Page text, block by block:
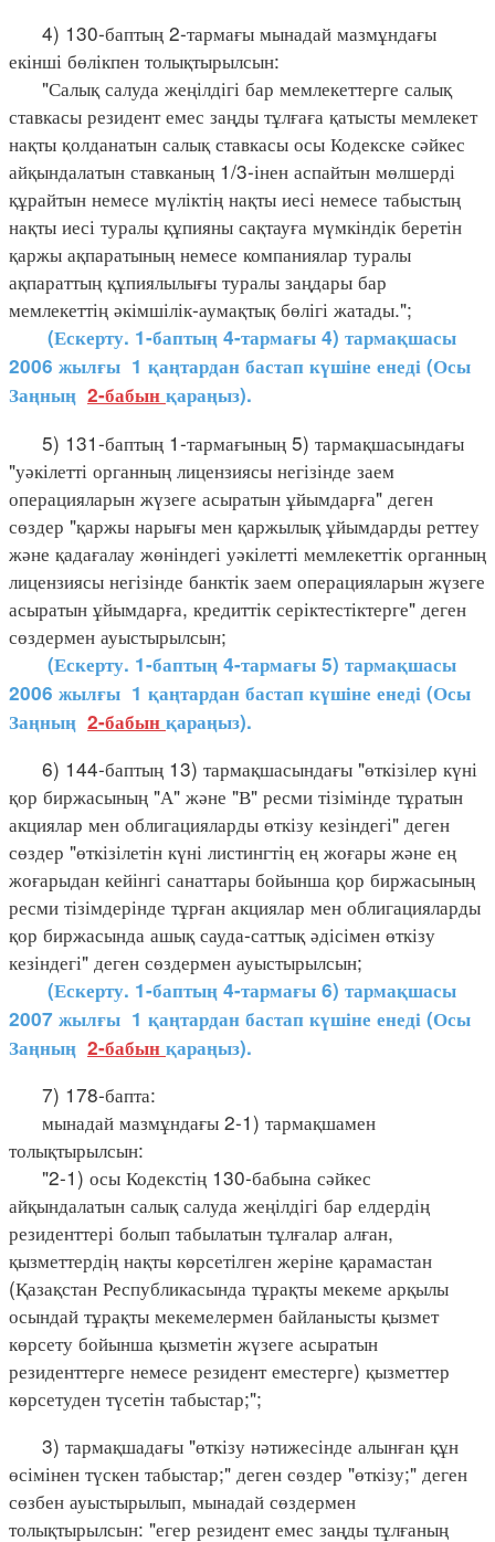
4) 130-баптың 2-тармағы мынадай мазмұндағы
екінші бөлікпен толықтырылсын:
"Салық салуда жеңілдігі бар мемлекеттерге салық
ставкасы резидент емес заңды тұлғаға қатысты мемлекет
нақты қолданатын салық ставкасы осы Кодекске сәйкес
айқындалатын ставканың 1/3-інен аспайтын мөлшерді
құрайтын немесе мүліктің нақты иесі немесе табыстың
нақты иесі туралы құпияны сақтауға мүмкіндік беретін
қаржы ақпаратының немесе компаниялар туралы
ақпараттың құпиялылығы туралы заңдары бар
мемлекеттің әкімшілік-аумақтық бөлігі жатады.";
(Ескерту. 1-баптың 4-тармағы 4) тармақшасы
2006 жылғы 1 қаңтардан бастап күшіне енеді (Осы
Заңның 2-бабын қараңыз).
5) 131-баптың 1-тармағының 5) тармақшасындағы
"уәкілетті органның лицензиясы негізінде заем
операцияларын жүзеге асыратын ұйымдарға" деген
сөздер "қаржы нарығы мен қаржылық ұйымдарды реттеу
және қадағалау жөніндегі уәкілетті мемлекеттік органның
лицензиясы негізінде банктік заем операцияларын жүзеге
асыратын ұйымдарға, кредиттік серіктестіктерге" деген
сөздермен ауыстырылсын;
(Ескерту. 1-баптың 4-тармағы 5) тармақшасы
2006 жылғы 1 қаңтардан бастап күшіне енеді (Осы
Заңның 2-бабын қараңыз).
6) 144-баптың 13) тармақшасындағы "өткізілер күні
қор биржасының "А" және "В" ресми тізімінде тұратын
акциялар мен облигацияларды өткізу кезіндегі" деген
сөздер "өткізілетін күні листингтің ең жоғары және ең
жоғарыдан кейінгі санаттары бойынша қор биржасының
ресми тізімдерінде тұрған акциялар мен облигацияларды
қор биржасында ашық сауда-саттық әдісімен өткізу
кезіндегі" деген сөздермен ауыстырылсын;
(Ескерту. 1-баптың 4-тармағы 6) тармақшасы
2007 жылғы 1 қаңтардан бастап күшіне енеді (Осы
Заңның 2-бабын қараңыз).
7) 178-бапта:
мынадай мазмұндағы 2-1) тармақшамен
толықтырылсын:
"2-1) осы Кодекстің 130-бабына сәйкес
айқындалатын салық салуда жеңілдігі бар елдердің
резиденттері болып табылатын тұлғалар алған,
қызметтердің нақты көрсетілген жеріне қарамастан
(Қазақстан Республикасында тұрақты мекеме арқылы
осындай тұрақты мекемелермен байланысты қызмет
көрсету бойынша қызметін жүзеге асыратын
резиденттерге немесе резидент еместерге) қызметтер
көрсетуден түсетін табыстар;";
3) тармақшадағы "өткізу нәтижесінде алынған құн
өсімінен түскен табыстар;" деген сөздер "өткізу;" деген
сөзбен ауыстырылып, мынадай сөздермен
толықтырылсын: "егер резидент емес заңды тұлғаның